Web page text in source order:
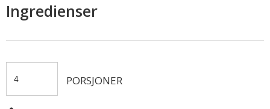
Ingredienser
PORSJONER